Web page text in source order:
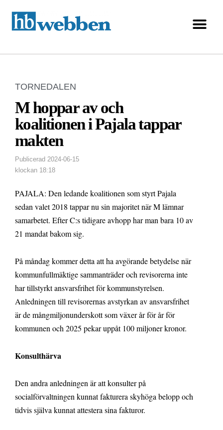
TORNEDALEN
M hoppar av och
koalitionen i Pajala tappar
makten
Publicerad 2024-06-15
klockan 18:18
PAJALA: Den ledande koalitionen som styrt Pajala
sedan valet 2018 tappar nu sin majoritet när M lämnar
samarbetet. Efter C:s tidigare avhopp har man bara 10 av
21 mandat bakom sig.
På måndag kommer detta att ha avgörande betydelse när
kommunfullmäktige sammanträder och revisorerna inte
har tillstyrkt ansvarsfrihet för kommunstyrelsen.
Anledningen till revisorernas avstyrkan av ansvarsfrihet
är de mångmiljonunderskott som växer år för år för
kommunen och 2025 pekar uppåt 100 miljoner kronor.
Konsulthärva
Den andra anledningen är att konsulter på
socialförvaltningen kunnat fakturera skyhöga belopp och
tidvis själva kunnat attestera sina fakturor.